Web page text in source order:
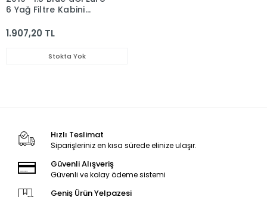
6 Yağ Filtre Kabini
1.907,20 TL
Stokta Yok
Hızlı Teslimat
Siparişleriniz en kısa sürede elinize ulaşır.
Güvenli Alışveriş
Güvenli ve kolay ödeme sistemi
Geniş Ürün Yelpazesi